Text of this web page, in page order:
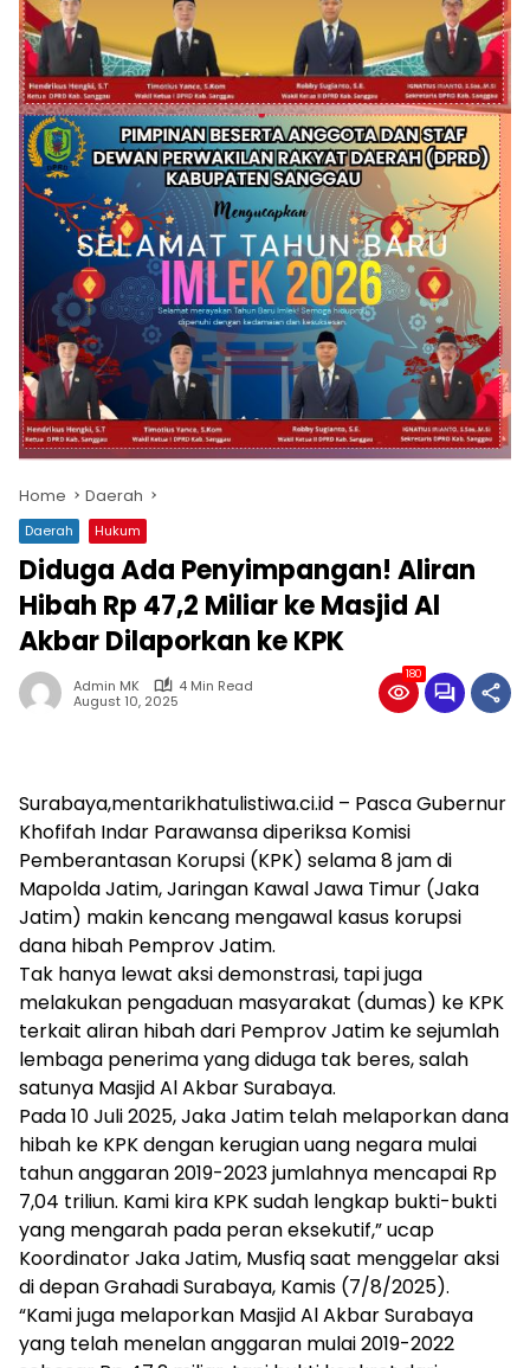
Home Daerah
Daerah Hukum
Diduga Ada Penyimpangan! Aliran
Hibah Rp 47,2 Miliar ke Masjid Al
Akbar Dilaporkan ke KPK
Admin MK
4 Min Read
August 10, 2025
180
Surabaya,mentarikhatulistiwa.ci.id – Pasca Gubernur
Khofifah Indar Parawansa diperiksa Komisi
Pemberantasan Korupsi (KPK) selama 8 jam di
Mapolda Jatim, Jaringan Kawal Jawa Timur (Jaka
Jatim) makin kencang mengawal kasus korupsi
dana hibah Pemprov Jatim.
Tak hanya lewat aksi demonstrasi, tapi juga
melakukan pengaduan masyarakat (dumas) ke KPK
terkait aliran hibah dari Pemprov Jatim ke sejumlah
lembaga penerima yang diduga tak beres, salah
satunya Masjid Al Akbar Surabaya.
Pada 10 Juli 2025, Jaka Jatim telah melaporkan dana
hibah ke KPK dengan kerugian uang negara mulai
tahun anggaran 2019-2023 jumlahnya mencapai Rp
7,04 triliun. Kami kira KPK sudah lengkap bukti-bukti
yang mengarah pada peran eksekutif,” ucap
Koordinator Jaka Jatim, Musfiq saat menggelar aksi
di depan Grahadi Surabaya, Kamis (7/8/2025).
“Kami juga melaporkan Masjid Al Akbar Surabaya
yang telah menelan anggaran mulai 2019-2022